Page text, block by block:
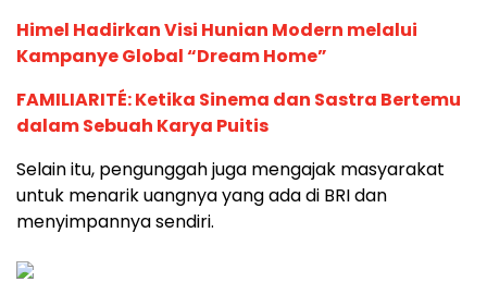
Himel Hadirkan Visi Hunian Modern melalui
Kampanye Global “Dream Home”
FAMILIARITÉ: Ketika Sinema dan Sastra Bertemu
dalam Sebuah Karya Puitis
Selain itu, pengunggah juga mengajak masyarakat
untuk menarik uangnya yang ada di BRI dan
menyimpannya sendiri.